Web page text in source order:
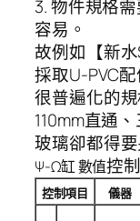
3. 物件規格
容易。
故例如【新
採取U-PVC
很普遍化的
110mm直通
玻璃卻都得
Ψ-Ω缸 數值控
控制項目 儀器